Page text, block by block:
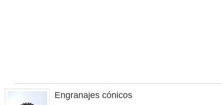
Engranajes cónicos